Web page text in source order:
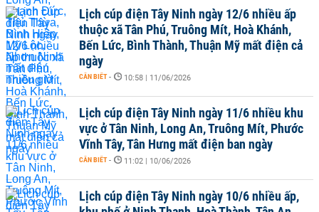
Lịch cúp điện Tây Ninh ngày 12/6 nhiều ấp
thuộc xã Tân Phú, Truông Mít, Hoà Khánh,
Bến Lức, Bình Thành, Thuận Mỹ mất điện cả
ngày
CẦN BIẾT - 10:58 | 11/06/2026
Lịch cúp điện Tây Ninh ngày 11/6 nhiều khu
vực ở Tân Ninh, Long An, Truông Mít, Phước
Vĩnh Tây, Tân Hưng mất điện ban ngày
CẦN BIẾT - 11:02 | 10/06/2026
Lịch cúp điện Tây Ninh ngày 10/6 nhiều ấp,